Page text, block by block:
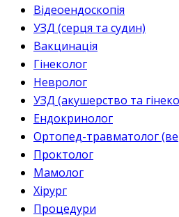
Відеоендоскопія
УЗД (серця та судин)
Вакцинація
Гінеколог
Невролог
УЗД (акушерство та
Ендокринолог
Ортопед-травматолог
Проктолог
Мамолог
Хірург
Процедури